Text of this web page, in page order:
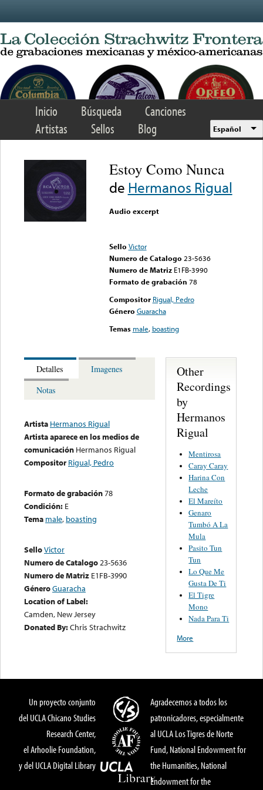
Inicio Búsqueda
Canciones
Artistas
Sellos Blog Español
Estoy Como Nunca
de Hermanos Rigual
Audio excerpt
Sello Victor
Numero de Catalogo 23-5636
Numero de Matriz E1FB-3990
Formato de grabación 78
Compositor Rigual, Pedro
Género Guaracha
Temas male, boasting
Detalles
Imagenes
Notas
Artista Hermanos Rigual
Artista aparece en los medios de
comunicación Hermanos Rigual
Compositor Rigual, Pedro
Formato de grabación78
Condición: E
Tema male, boasting
SelloVictor
Numero de Catalogo23-5636
Numero de Matriz E1FB-3990
GéneroGuaracha
Location of Label:
Camden, New Jersey
Donated By:Chris Strachwitz
Other
Recordings
by
Hermanos
Rigual
Mentirosa
Caray Caray
Harina Con
Leche
El Mareíto
Genaro
Tumbó A La
Mula
Pasito Tun
Tun
Lo Que Me
Gusta De Ti
El Tigre
Mono
Nada Para Ti
More
Un proyecto conjunto
del UCLA Chicano Studies
Research Center,
el Arhoolie Foundation,
y del UCLA Digital Library
Agradecemos a todos los
patronicadores, especialmente
al UCLA Los Tigres de Norte
Fund, National Endowment for
the Humanities, National
Endowment for the